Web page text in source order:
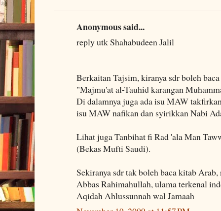
Anonymous said...
reply utk Shahabudeen Jalil
Berkaitan Tajsim, kiranya sdr boleh
"Majmu'at al-Tauhid karangan
Di dalamnya juga ada isu MAW
isu MAW nafikan dan syirikkan Nabi
Lihat juga Tanbihat fi Rad 'ala Man
(Bekas Mufti Saudi).
Sekiranya sdr tak boleh baca kitab
Abbas Rahimahullah, ulama terkenal
Aqidah Ahlussunnah wal Jamaah